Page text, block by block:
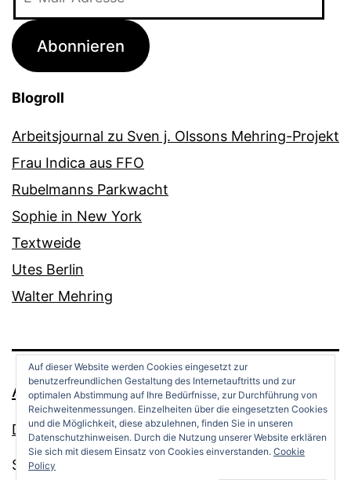
Adresse
Abonnieren
Blogroll
Arbeitsjournal zu Sven j. Olssons Mehring-Projekt
Frau Indica aus FFO
Rubelmanns Parkwacht
Sophie in New York
Textweide
Utes Berlin
Walter Mehring
ANDREAS OPPERMANN
Datenschutz
Stolz präsentiert von
Auf dieser Website werden Cookies eingesetzt zur
benutzerfreundlichen Gestaltung des Internetauftritts und zur
optimalen Abstimmung auf Ihre Bedürfnisse, zur Durchführung von
Reichweitenmessungen. Einzelheiten über die eingesetzten Cookies
und die Möglichkeit, diese abzulehnen, finden Sie in unseren
Datenschutzhinweisen. Durch die Nutzung unserer Website erklären
Sie sich mit diesem Einsatz von Cookies einverstanden. Cookie
Policy